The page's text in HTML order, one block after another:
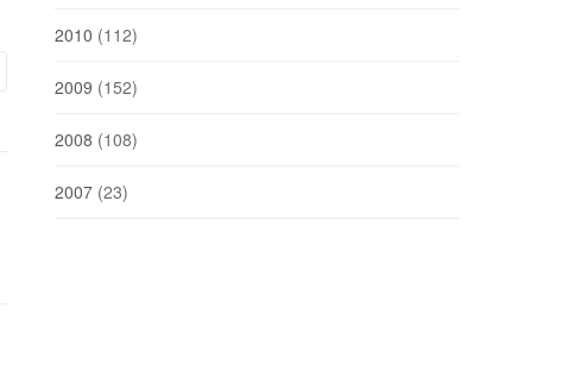
2010 (112)
2009 (152)
2008 (108)
2007 (23)